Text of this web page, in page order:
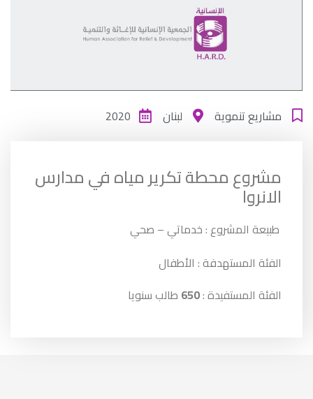
مشاريع تنموية لبنان 2020
مشروع محطة تكرير مياه في مدارس
الانروا
طبيعة المشروع : خدماتي – صحي
الفئة المستهدفة : الأطفال
الفئة المستفيدة :650 طالب سنويا